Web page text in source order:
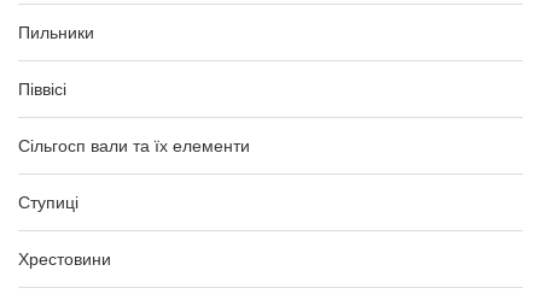
Пильники
Піввісі
Сільгосп вали та їх елементи
Ступиці
Хрестовини